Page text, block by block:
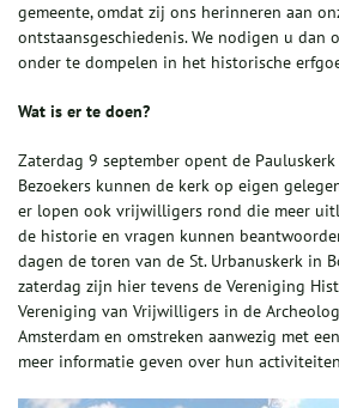
gemeente, omdat zij ons herinneren aan
ontstaansgeschiedenis. We nodigen u dan
onder te dompelen in het historische
Wat is er te doen?
Zaterdag 9 september opent de
Bezoekers kunnen de kerk op eigen
er lopen ook vrijwilligers rond die meer
de historie en vragen kunnen
dagen de toren van de St. Urbanuskerk in
zaterdag zijn hier tevens de Vereniging
Vereniging van Vrijwilligers in de
Amsterdam en omstreken aanwezig met
meer informatie geven over hun